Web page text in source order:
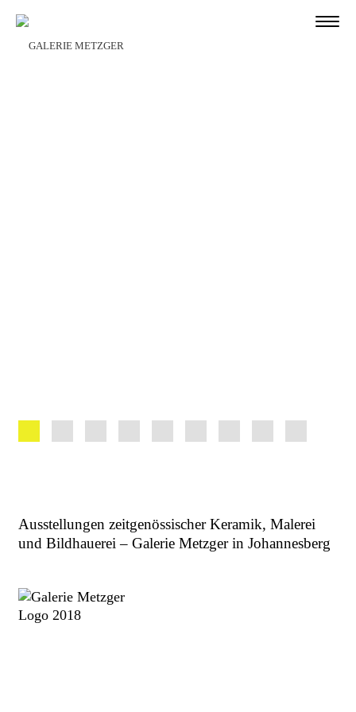
Ausstellungen zeitgenössischer Keramik, Malerei
und Bildhauerei – Galerie Metzger in Johannesberg